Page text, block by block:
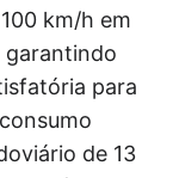
km/h em
garantindo
para
de 13